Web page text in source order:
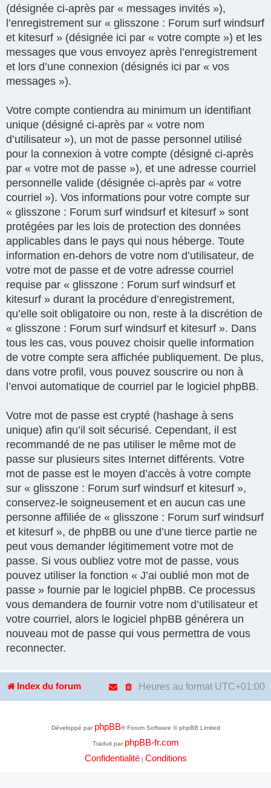
(désignée ci-après par « messages invités »),
l’enregistrement sur « glisszone : Forum surf windsurf
et kitesurf » (désignée ici par « votre compte ») et les
messages que vous envoyez après l’enregistrement
et lors d’une connexion (désignés ici par « vos
messages »).
Votre compte contiendra au minimum un identifiant
unique (désigné ci-après par « votre nom
d’utilisateur »), un mot de passe personnel utilisé
pour la connexion à votre compte (désigné ci-après
par « votre mot de passe »), et une adresse courriel
personnelle valide (désignée ci-après par « votre
courriel »). Vos informations pour votre compte sur
« glisszone : Forum surf windsurf et kitesurf » sont
protégées par les lois de protection des données
applicables dans le pays qui nous héberge. Toute
information en-dehors de votre nom d’utilisateur, de
votre mot de passe et de votre adresse courriel
requise par « glisszone : Forum surf windsurf et
kitesurf » durant la procédure d’enregistrement,
qu’elle soit obligatoire ou non, reste à la discrétion de
« glisszone : Forum surf windsurf et kitesurf ». Dans
tous les cas, vous pouvez choisir quelle information
de votre compte sera affichée publiquement. De plus,
dans votre profil, vous pouvez souscrire ou non à
l’envoi automatique de courriel par le logiciel phpBB.
Votre mot de passe est crypté (hashage à sens
unique) afin qu’il soit sécurisé. Cependant, il est
recommandé de ne pas utiliser le même mot de
passe sur plusieurs sites Internet différents. Votre
mot de passe est le moyen d’accès à votre compte
sur « glisszone : Forum surf windsurf et kitesurf »,
conservez-le soigneusement et en aucun cas une
personne affiliée de « glisszone : Forum surf windsurf
et kitesurf », de phpBB ou une d’une tierce partie ne
peut vous demander légitimement votre mot de
passe. Si vous oubliez votre mot de passe, vous
pouvez utiliser la fonction « J’ai oublié mon mot de
passe » fournie par le logiciel phpBB. Ce processus
vous demandera de fournir votre nom d’utilisateur et
votre courriel, alors le logiciel phpBB générera un
nouveau mot de passe qui vous permettra de vous
reconnecter.
Index du forum Heures au format UTC+01:00
Développé par phpBB® Forum Software © phpBB Limited
Traduit par phpBB-fr.com
Confidentialité| Conditions